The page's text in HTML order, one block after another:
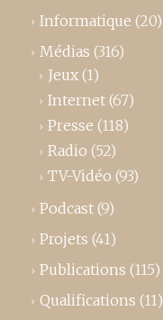
Informatique (20)
Médias (316)
Jeux (1)
Internet (67)
Presse (118)
Radio (52)
TV-Vidéo (93)
Podcast (9)
Projets (41)
Publications (115)
Qualifications (11)